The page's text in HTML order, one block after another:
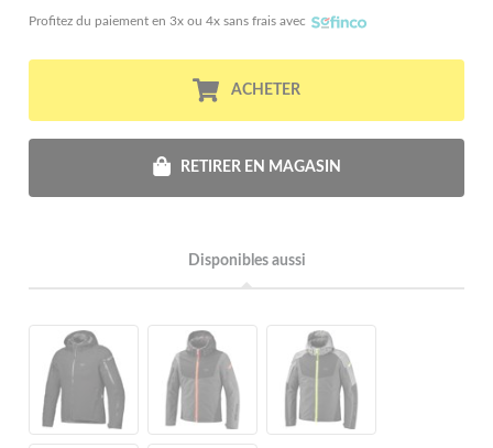
Profitez du paiement en 3x ou 4x sans frais avec
ACHETER
RETIRER EN MAGASIN
Disponibles aussi